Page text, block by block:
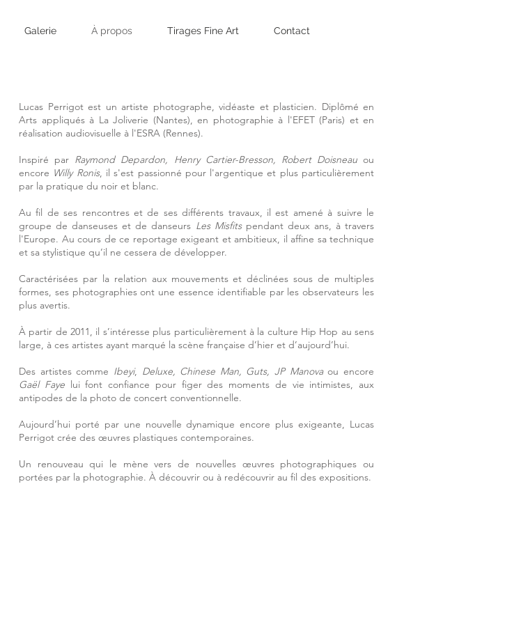
Galerie À propos Tirages Fine Art Contact
Lucas Perrigot est un artiste photographe, vidéaste et plasticien. Diplômé en
Arts appliqués à La Joliverie (Nantes), en photographie à l'EFET (Paris) et en
réalisation audiovisuelle à l'ESRA (Rennes).
Inspiré par Raymond Depardon, Henry Cartier-Bresson, Robert Doisneauou
encore Willy Ronis, il s'est passionné pour l'argentique et plus particulièrement
par la pratique du noir et blanc.
Au fil de ses rencontres et de ses différents travaux, il est amené à suivre le
groupe de danseuses et de danseurs Les Misfitspendant deux ans, à travers
l'Europe. Au cours de ce reportage exigeant et ambitieux, il affine sa technique
et sa stylistique qu’il ne cessera de développer.
Caractérisées par la relation aux mouvements et déclinées sous de multiples
formes, ses photographies ont une essence identifiable par les observateurs les
plus avertis.
À partir de 2011, il s’intéresse plus particulièrement à la culture Hip Hop au sens
large, à ces artistes ayant marqué la scène française d’hier et d’aujourd’hui.
Des artistes comme Ibeyi, Deluxe, Chinese Man, Guts, JP Manovaou encore
Gaël Fayelui font confiance pour figer des moments de vie intimistes, aux
antipodes de la photo de concert conventionnelle.
Aujourd’hui porté par une nouvelle dynamique encore plus exigeante, Lucas
Perrigot crée des œuvres plastiques contemporaines.
Un renouveau qui le mène vers de nouvelles œuvres photographiques ou
portées par la photographie. À découvrir ou à redécouvrir au fil des expositions.